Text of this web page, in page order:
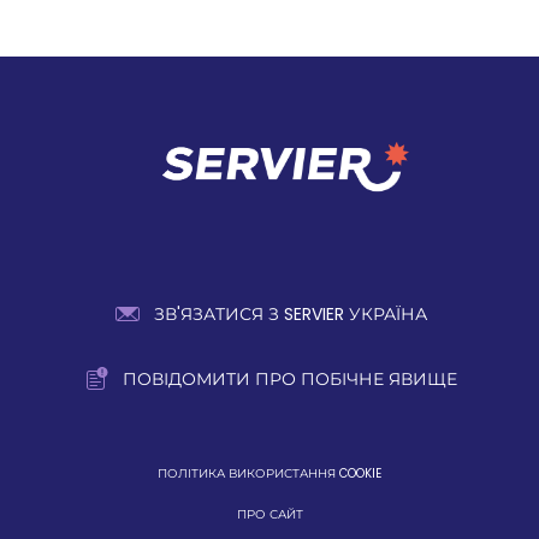
ЗВ'ЯЗАТИСЯ З SERVIER УКРАЇНА
ПОВІДОМИТИ ПРО ПОБІЧНЕ ЯВИЩЕ
ПОЛІТИКА ВИКОРИСТАННЯ COOKIE
ПРО САЙТ